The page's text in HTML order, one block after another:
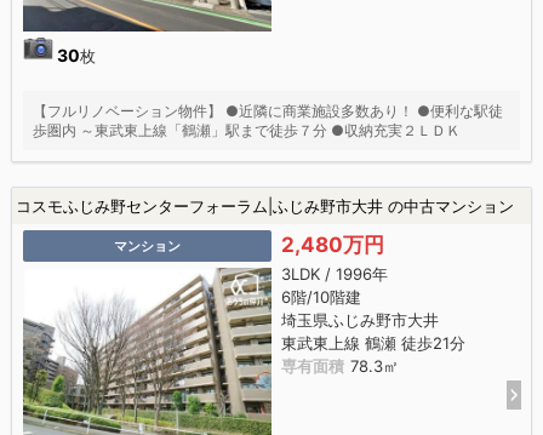
30枚
【フルリノベーション物件】 ●近隣に商業施設多数あり！ ●便利な駅徒
歩圏内 ～東武東上線「鶴瀬」駅まで徒歩７分 ●収納充実２ＬＤＫ
コスモふじみ野センターフォーラム|ふじみ野市大井 の中古マンション
マンション 2,480万円
3LDK / 1996年
6階/10階建
埼玉県ふじみ野市大井
東武東上線 鶴瀬 徒歩21分
専有面積 78.3㎡